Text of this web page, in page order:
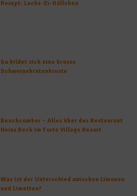
Rezept: Lachs-Ei-Röllchen
So bildet sich eine krosse
Schweinebratenkruste
Beachcomber – Alles über das Restaurant
Heinz Beck im Forte Village Resort
Was ist der Unterschied zwischen Limonen
und Limetten?